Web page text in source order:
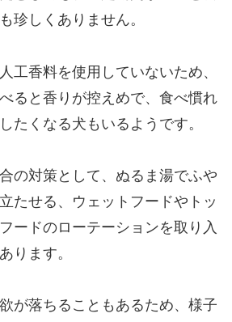
珍しくありません。
工香料を使用していないため、
ると香りが控えめで、食べ慣れ
たくなる犬もいるようです。
の対策として、ぬるま湯でふや
たせる、ウェットフードやトッ
ードのローテーションを取り入
ります。
が落ちることもあるため、様子